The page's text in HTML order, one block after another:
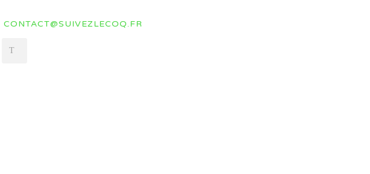
CONTACT@SUIVEZLECOQ.FR